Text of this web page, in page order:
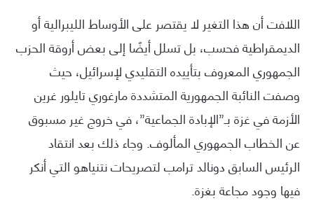
اللافت أن هذا التغير لا يقتصر على الأوساط الليبرالية أو
الديمقراطية فحسب، بل تسلل أيضًا إلى بعض أروقة الحزب
الجمهوري المعروف بتأييده التقليدي لإسرائيل، حيث
وصفت النائبة الجمهورية المتشددة مارغوري تايلور غرين
الأزمة في غزة بـ”الإبادة الجماعية”، في خروج غير مسبوق
عن الخطاب الجمهوري المألوف. وجاء ذلك بعد انتقاد
الرئيس السابق دونالد ترامب لتصريحات نتنياهو التي أنكر
فيها وجود مجاعة بغزة.